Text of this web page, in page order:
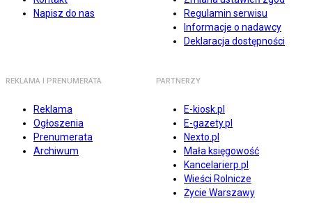
Napisz do nas
Regulamin serwisu
Informacje o nadawcy
Deklaracja dostępności
REKLAMA I PRENUMERATA
Reklama
Ogłoszenia
Prenumerata
Archiwum
PARTNERZY
E-kiosk.pl
E-gazety.pl
Nexto.pl
Mała księgowość
Kancelarierp.pl
Wieści Rolnicze
Życie Warszawy